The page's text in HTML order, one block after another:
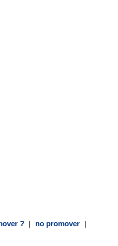
? | no promover |